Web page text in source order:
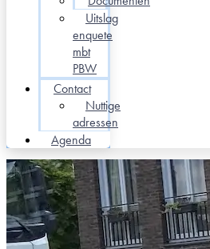
Uitslag
enquete
mbt
PBW
Contact
Nuttige
adressen
Agenda